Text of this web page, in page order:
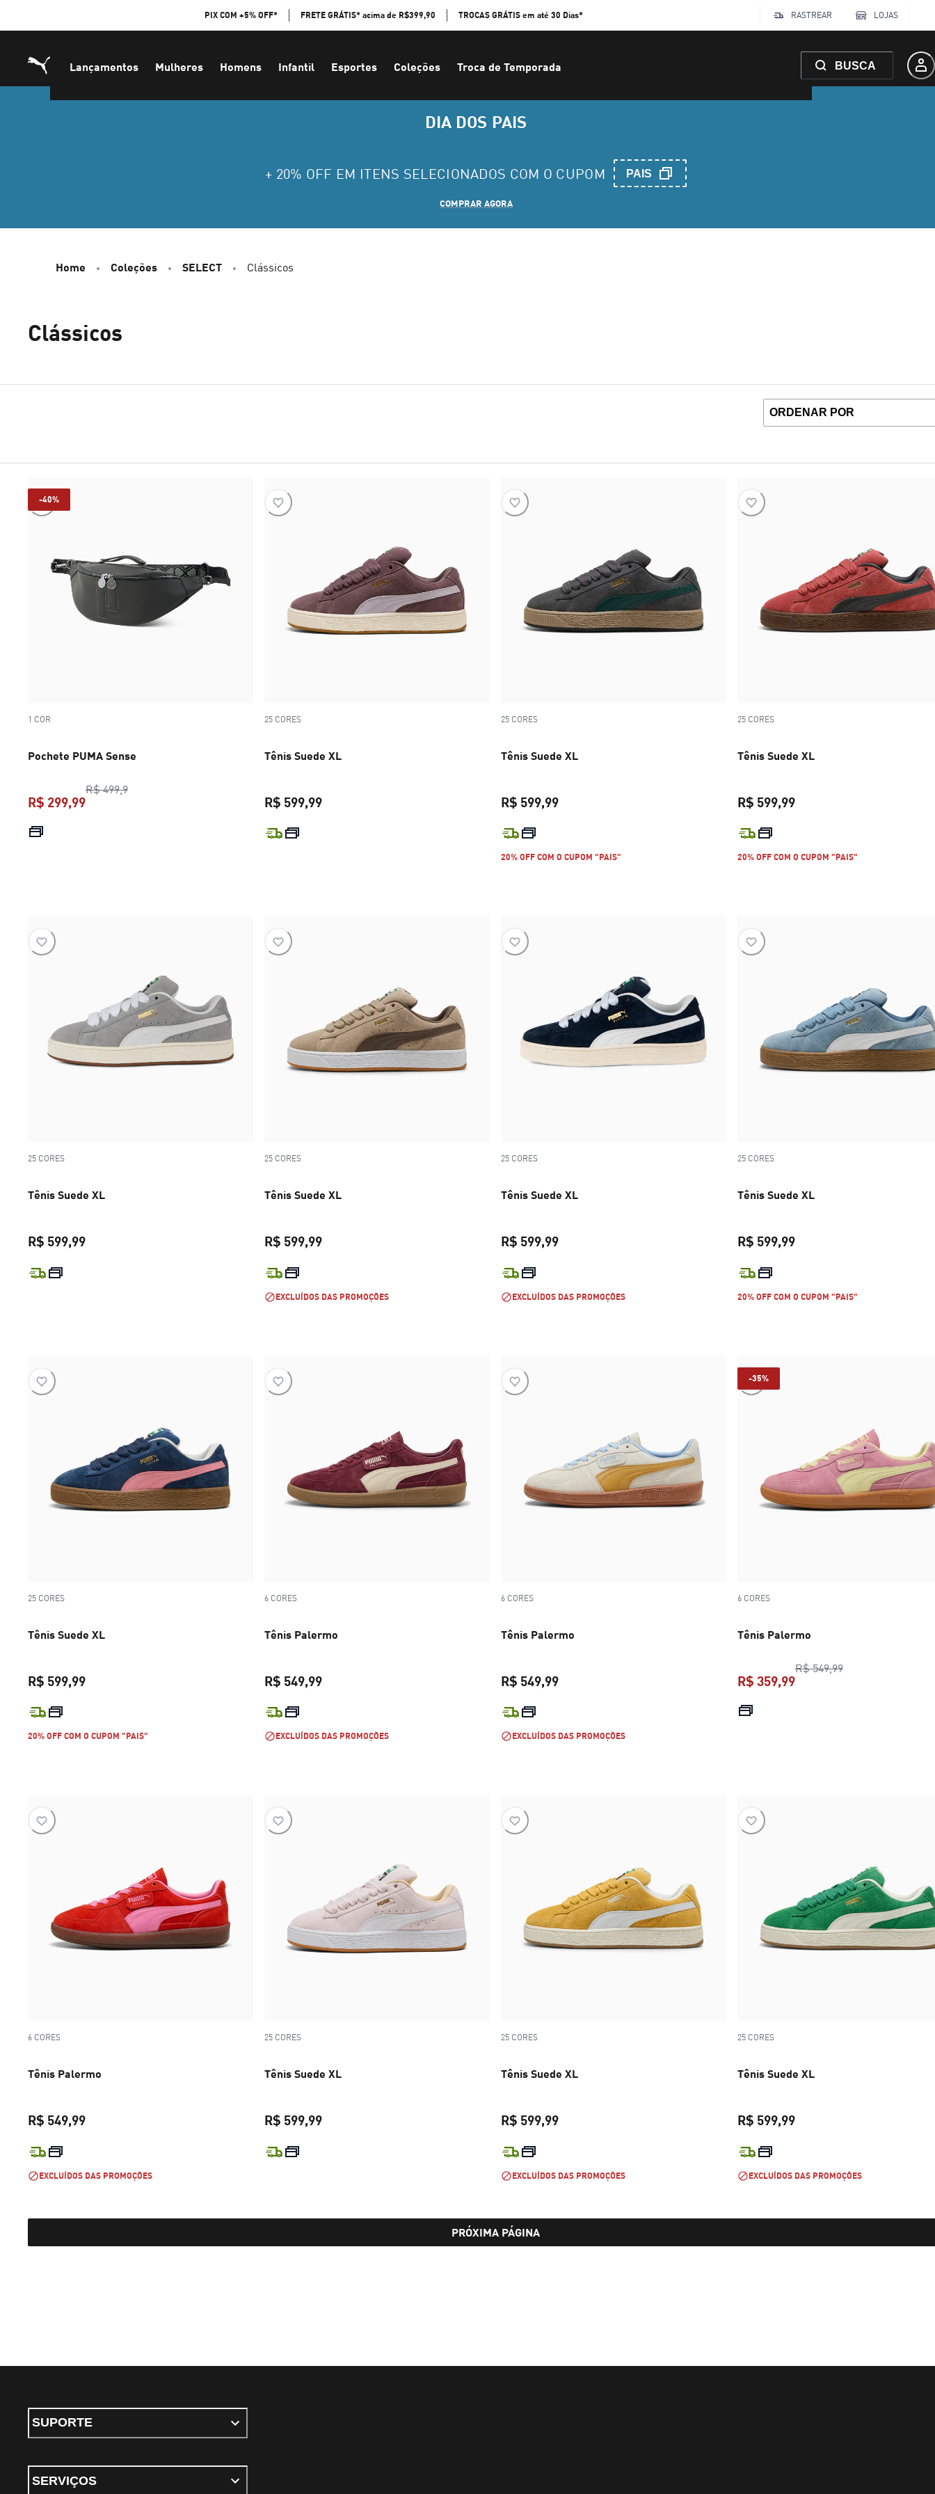
PIX COM +5% OFF* FRETE GRÁTIS* acima de R$399,90 TROCAS GRÁTIS em até 30 Dias* RASTREAR LOJAS
Lançamentos Mulheres Homens Infantil Esportes Coleções Troca de Temporada BUSCA
DIA DOS PAIS
+ 20% OFF EM ITENS SELECIONADOS COM O CUPOM PAIS
COMPRAR AGORA
Home Coleções SELECT Clássicos
Clássicos
-40%
1 COR
Pochete PUMA Sense
R$ 499,9preço original R$ 499,9
R$ 299,99
25 CORES
Tênis Suede XL
R$ 599,99
25 CORES
Tênis Suede XL
R$ 599,99
20% OFF COM O CUPOM "PAIS"
25 CORES
Tênis Suede XL
R$ 599,99
20% OFF COM O CUPOM "PAIS"
25 CORES
Tênis Suede XL
R$ 599,99
25 CORES
Tênis Suede XL
R$ 599,99
EXCLUÍDOS DAS PROMOÇÕES
25 CORES
Tênis Suede XL
R$ 599,99
EXCLUÍDOS DAS PROMOÇÕES
25 CORES
Tênis Suede XL
R$ 599,99
20% OFF COM O CUPOM "PAIS"
25 CORES
Tênis Suede XL
R$ 599,99
20% OFF COM O CUPOM "PAIS"
6 CORES
Tênis Palermo
R$ 549,99
EXCLUÍDOS DAS PROMOÇÕES
6 CORES
Tênis Palermo
R$ 549,99
EXCLUÍDOS DAS PROMOÇÕES
-35%
6 CORES
Tênis Palermo
R$ 549,99preço original R$
R$ 359,99
6 CORES
Tênis Palermo
R$ 549,99
EXCLUÍDOS DAS PROMOÇÕES
25 CORES
Tênis Suede XL
R$ 599,99
25 CORES
Tênis Suede XL
R$ 599,99
EXCLUÍDOS DAS PROMOÇÕES
25 CORES
Tênis Suede XL
R$ 599,99
EXCLUÍDOS DAS PROMOÇÕES
PRÓXIMA PÁGINA
SUPORTE
SERVIÇOS